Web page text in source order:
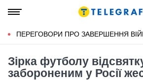
ПЕРЕГОВОРИ ПРО ЗАВЕРШЕННЯ
Зірка футболу
забороненим у Росії